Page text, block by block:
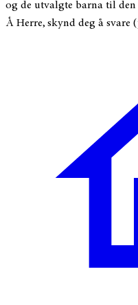
og de utvalgte barna til
Å Herre, skynd deg å svare